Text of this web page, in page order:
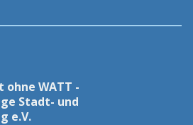
ohne WATT -
Stadt- und
e.V.